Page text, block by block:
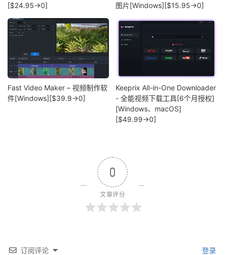
[$24.95→0]
图片[Windows][$15.95→0]
Fast Video Maker – 视频制作软
件[Windows][$39.9→0]
Keeprix All-in-One Downloader
- 全能视频下载工具[6个月授权]
[Windows、macOS]
[$49.99→0]
0
文章评分
订阅评论 登录